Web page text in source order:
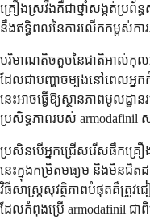
គ្រឿងស្រវឹងគឺជាថ្នាំសង្កត់ប្រព័
នឹងឥទ្ធិពលនៃការលើកកម្ពស់កា
បរិមាណតិចតួចនៃជាតិអាល់កុល
ដែលជាបញ្ហាចម្បងនៅពេលអ្ន
នេះអាចធ្វើឱ្យស្ថានភាពមូលដ្ឋ
ប្រសិទ្ធភាពរបស់ armodafinil ស
ប្រសិនបើអ្នកជ្រើសរើសផឹកគ្រឿង
នេះក្នុងកម្រិតមធ្យម និងមិន
វិធីសាស្ត្រសុវត្ថិភាពបំផុតគឺត្
ដែលកំពុងប្រើ armodafinil ជា